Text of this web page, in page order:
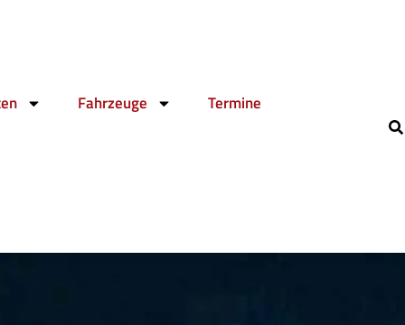
Fahrzeuge Termine